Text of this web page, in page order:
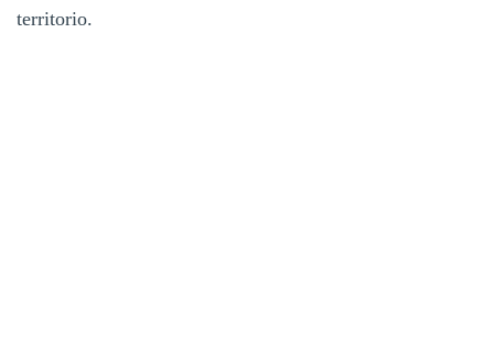
territorio.